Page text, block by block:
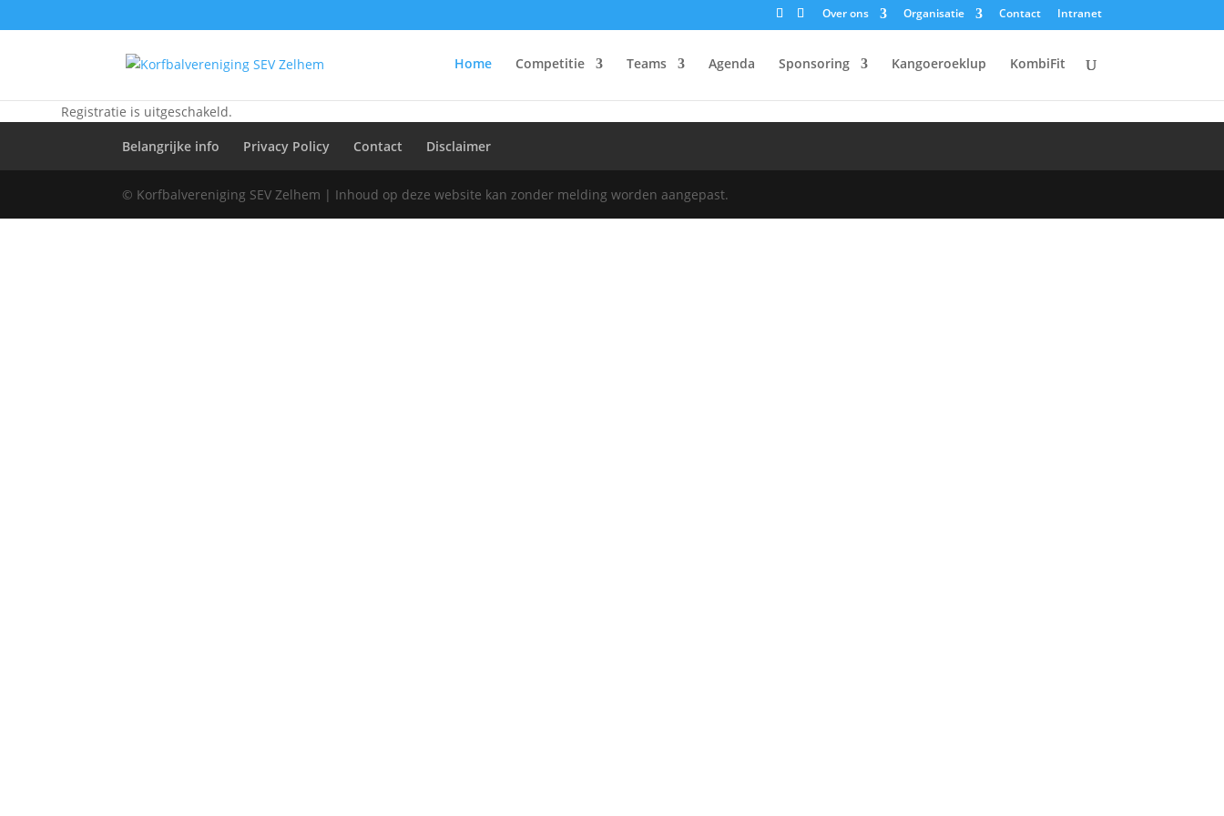
Over ons Organisatie Contact Intranet
Home Competitie Teams Agenda Sponsoring Kangoeroeklup KombiFit
Registratie is uitgeschakeld.
Belangrijke info
Privacy Policy Contact Disclaimer
© Korfbalvereniging SEV Zelhem | Inhoud op deze website kan zonder melding worden aangepast.